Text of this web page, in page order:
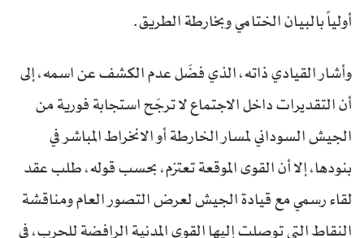
أولياً بالبيان الختامي وبخارطة الطريق.
وأشار القيادي ذاته، الذي فضّل عدم الكشف عن اسمه، إلى
أن التقديرات داخل الاجتماع لا ترجّح استجابة فورية من
الجيش السوداني لمسار الخارطة أو الانخراط المباشر في
بنودها، إلا أن القوى الموقعة تعتزم، بحسب قوله، طلب عقد
لقاء رسمي مع قيادة الجيش لعرض التصور العام ومناقشة
النقاط التي توصلت إليها القوى المدنية الرافضة للحرب، في